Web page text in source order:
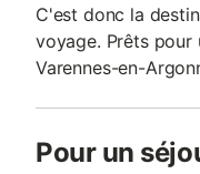
C'est donc la
voyage. Prêts pour
Varennes-en-
Pour un